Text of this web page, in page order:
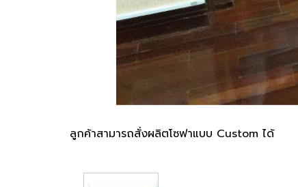
ลูกค้าสามารถสั่งผลิตโซฟาแบบ Custom ได้